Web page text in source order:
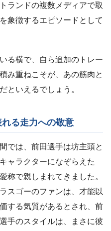
ランドの複数メディアで取
象徴するエピソードとして
る横で、自ら追加のトレー
み重ねこそが、あの筋肉と
といえるでしょう。
る走力への敬意
では、前田選手は坊主頭と
ャラクターになぞらえた
称で親しまれてきました。
スゴーのファンは、才能以
する気質があるとされ、前
手のスタイルは、まさに彼